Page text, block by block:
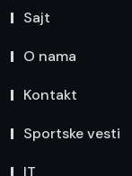
Sajt
O nama
Kontakt
Sportske vesti
IT